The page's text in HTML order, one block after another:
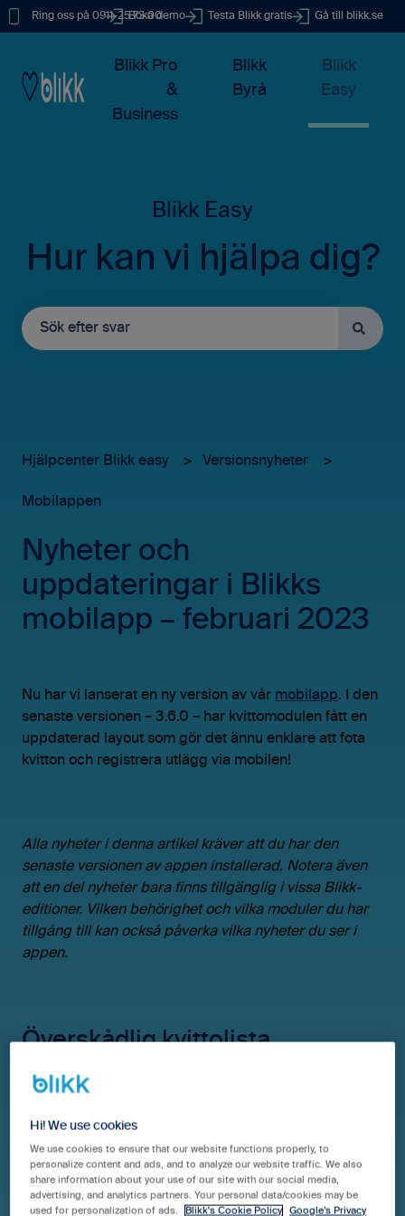
Ring oss på 0911-25 73 00
Boka demo Testa Blikk gratis Gå till blikk.se
Blikk Pro
&
Business
Blikk
Byrå
Blikk
Easy
Hur kan vi hjälpa dig?
Hjälpcenter Blikk easy Versionsnyheter
Mobilappen
Nyheter och
uppdateringar i Blikks
mobilapp – februari 2023
Nu har vi lanserat en ny version av vår mobilapp. I den
senaste versionen – 3.6.0 – har kvittomodulen fått en
uppdaterad layout som gör det ännu enklare att fota
kvitton och registrera utlägg via mobilen!
Alla nyheter i denna artikel kräver att du har den
senaste versionen av appen installerad. Notera även
att en del nyheter bara finns tillgänglig i vissa Blikk-
editioner. Vilken behörighet och vilka moduler du har
tillgång till kan också påverka vilka nyheter du ser i
appen.
Överskådlig kvittolista
Från och med nu hanteras samtliga kvitton på en sida
av kvitton som är registrerade samt de som är
uppladdade men ej registrerade. Du kan även ladda
upp nya kvitton genom att klicka på+ ikonenlängst
ner i högra hörnet.
Hi! We use cookies
We use cookies to ensure that our website functions properly, to
personalize content and ads, and to analyze our website traffic. We also
share information about your use of our site with our social media,
advertising, and analytics partners. Your personal data/cookies may be
used for personalization of ads.
Blikk's Cookie Policy
Google’s Privacy